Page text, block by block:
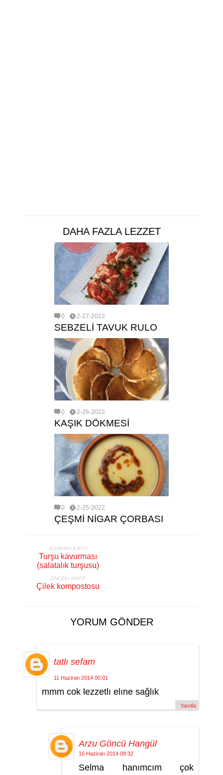
DAHA FAZLA LEZZET
0 2-27-2022
SEBZELİ TAVUK RULO
0 2-26-2022
KAŞIK DÖKMESİ
0 2-25-2022
ÇEŞMİ NİGAR ÇORBASI
SONRAKI KAYIT
Turşu kavurması
(salatalık turşusu)
ÖNCEKI KAYIT
Çilek kompostosu
YORUM GÖNDER
tatlı sefam
11 Haziran 2014 00:01
mmm cok lezzetlı elıne sağlık
Yanıtla
Arzu Göncü Hangül
16 Haziran 2014 08:32
Selma hanımcım çok